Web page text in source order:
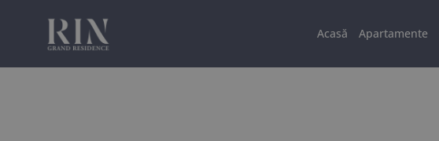
Acasă Apartamente